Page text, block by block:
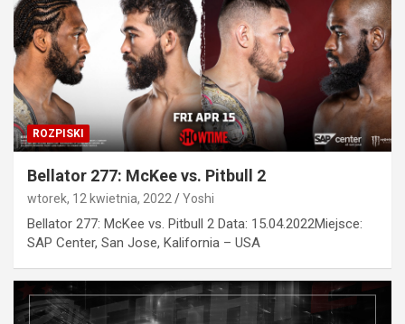
ROZPISKI
Bellator 277: McKee vs. Pitbull 2
wtorek, 12 kwietnia, 2022 Yoshi
Bellator 277: McKee vs. Pitbull 2 Data: 15.04.2022Miejsce:
SAP Center, San Jose, Kalifornia – USA